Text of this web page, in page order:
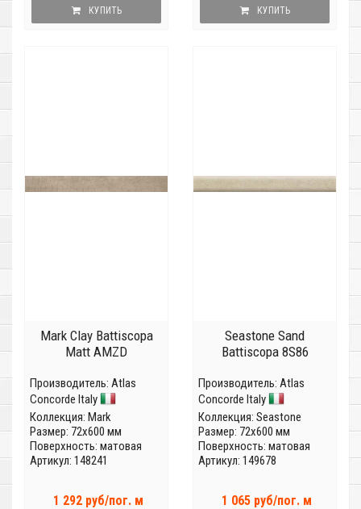
КУПИТЬ КУПИТЬ
Mark Clay Battiscopa
Matt AMZD
Производитель: Atlas
Concorde Italy
Коллекция: Mark
Размер: 72x600 мм
Поверхность: матовая
Артикул: 148241
1 292 руб/пог. м
Seastone Sand
Battiscopa 8S86
Производитель: Atlas
Concorde Italy
Коллекция: Seastone
Размер: 72x600 мм
Поверхность: матовая
Артикул: 149678
1 065 руб/пог. м